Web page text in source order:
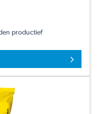
productief